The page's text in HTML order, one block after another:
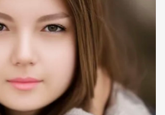
весело, флирт — это
естественно!
ПСИХОЛОГИЯ ОТНОШЕНИЙ